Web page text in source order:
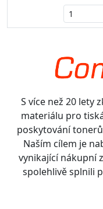
S více než 20 lety
materiálu pro
poskytování
Naším cílem je
vynikající nákupní
spolehlivě splnili